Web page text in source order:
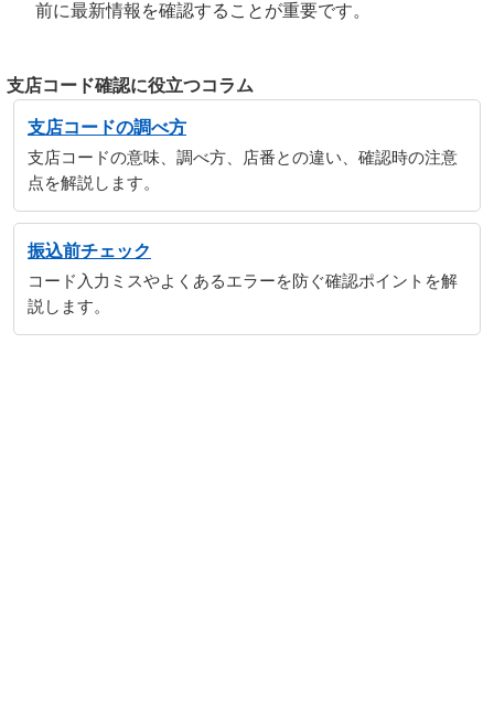
前に最新情報を確認することが重要です。
支店コード確認に役立つコラム
支店コードの調べ方
支店コードの意味、調べ方、店番との違い、確認時の注意
点を解説します。
振込前チェック
コード入力ミスやよくあるエラーを防ぐ確認ポイントを解
説します。